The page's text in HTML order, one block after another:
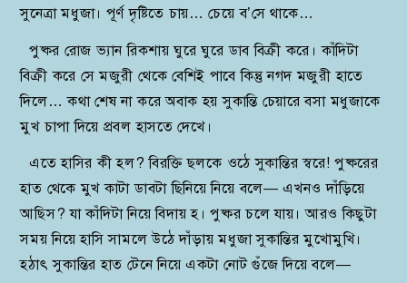
সুনেত্রা মধুজা। পূর্ণ দৃষ্টিতে চায়… চেয়ে ব’সে থাকে…
পুষ্কর রোজ ভ্যান রিকশায় ঘুরে ঘুরে ডাব বিক্রী করে। কাঁদিটা
বিক্রী করে সে মজুরী থেকে বেশিই পাবে কিন্তু নগদ মজুরী হাতে
দিলে… কথা শেষ না করে অবাক হয় সুকান্তি চেয়ারে বসা মধুজাকে
মুখ চাপা দিয়ে প্রবল হাসতে দেখে।
এতে হাসির কী হল? বিরক্তি ছলকে ওঠে সুকান্তির স্বরে! পুষ্করের
হাত থেকে মুখ কাটা ডাবটা ছিনিয়ে নিয়ে বলে— এখনও দাঁড়িয়ে
আছিস? যা কাঁদিটা নিয়ে বিদায় হ। পুষ্কর চলে যায়। আরও কিছুটা
সময় নিয়ে হাসি সামলে উঠে দাঁড়ায় মধুজা সুকান্তির মুখোমুখি।
হঠাৎ সুকান্তির হাত টেনে নিয়ে একটা নোট গুঁজে দিয়ে বলে—